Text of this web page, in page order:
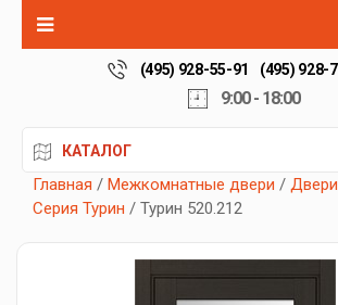
(495) 928-55-91 (495) 928-
9:00 - 18:00
КАТАЛОГ
Главная / Межкомнатные двери /
Серия Турин / Турин 520.212